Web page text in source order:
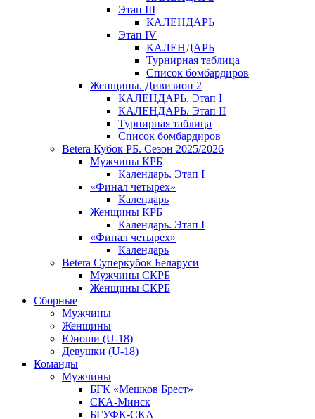
Этап III
КАЛЕНДАРЬ
Этап IV
КАЛЕНДАРЬ
Турнирная таблица
Список бомбардиров
Женщины. Дивизион 2
КАЛЕНДАРЬ. Этап I
КАЛЕНДАРЬ. Этап II
Турнирная таблица
Список бомбардиров
Betera Кубок РБ. Сезон 2025/2026
Мужчины КРБ
Календарь. Этап I
«Финал четырех»
Календарь
Женщины КРБ
Календарь. Этап I
«Финал четырех»
Календарь
Betera Суперкубок Беларуси
Мужчины СКРБ
Женщины СКРБ
Сборные
Мужчины
Женщины
Юноши (U-18)
Девушки (U-18)
Команды
Мужчины
БГК «Мешков Брест»
СКА-Минск
БГУФК-СКА